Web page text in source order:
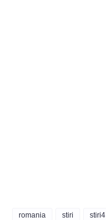
romania stiri stiri4